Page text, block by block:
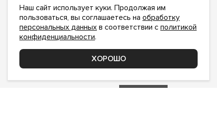
ПОДПИСАТЬСЯ НА НОВОСТИ:
сполитикой конфиденциальностиознакомлен и
Наш сайт использует куки. Продолжая им
пользоваться, вы соглашаетесь на обработку
персональных данных в соответствии с политикой
конфиденциальности.
ХОРОШО